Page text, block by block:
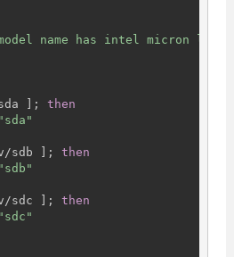
name has intel micron
]; then
sdb ]; then
sdc ]; then